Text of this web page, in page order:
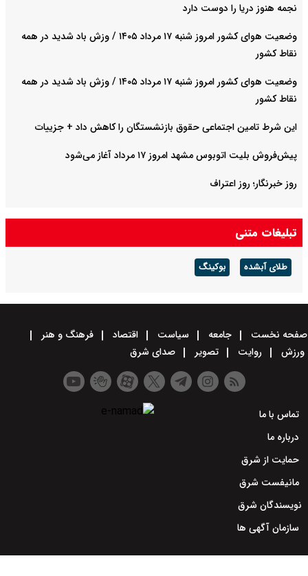
نجمه هنوز دریا را دوست دارد
وضعیت هوای کشور امروز شنبه ۱۷ مرداد ۱۴۰۵ / وزش باد شدید در همه
نقاط کشور
وضعیت هوای کشور امروز شنبه ۱۷ مرداد ۱۴۰۵ / وزش باد شدید در همه
نقاط کشور
این شرط تامین اجتماعی حقوق بازنشستگان را کاهش داد + جزییات
پیش‌فروش بلیت اتوبوس مشهد امروز ۱۷ مرداد آغاز می‌شود
روز خبرنگار؛ روز اعتراف
تبلیغات متنی
طلای آبشده بوکینگ
صفحه نخست جامعه سیاست اقتصاد
فرهنگ و هنر
ورزش
روایت تصویر صدای شرق
تماس با ما
درباره ما
حمایت از شرق
مانیفست شرق
نویسندگان شرق
سازمان آگهی ها